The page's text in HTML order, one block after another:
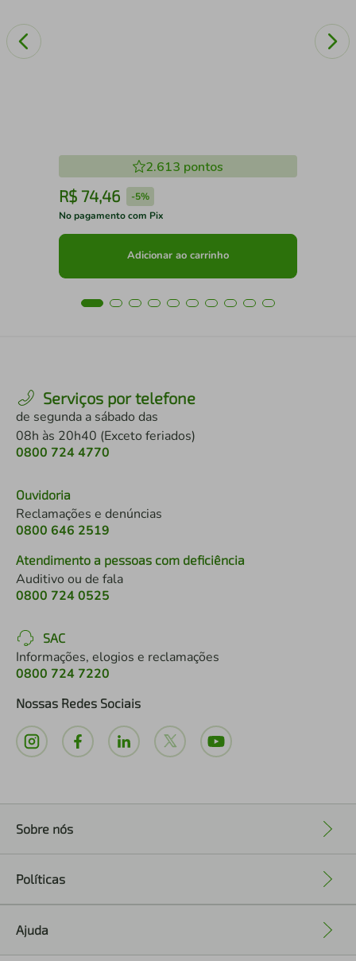
2.613 pontos
R$ 74,46 -5%
No pagamento com Pix
Adicionar ao carrinho
Serviços por telefone
de segunda a sábado das
08h às 20h40 (Exceto feriados)
0800 724 4770
Ouvidoria
Reclamações e denúncias
0800 646 2519
Atendimento a pessoas com deficiência
Auditivo ou de fala
0800 724 0525
SAC
Informações, elogios e reclamações
0800 724 7220
Nossas Redes Sociais
Sobre nós
Políticas
Ajuda